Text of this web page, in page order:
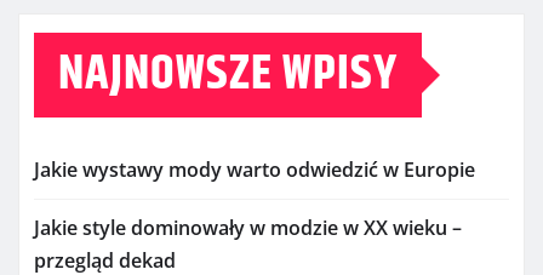
NAJNOWSZE WPISY
Jakie wystawy mody warto odwiedzić w Europie
Jakie style dominowały w modzie w XX wieku –
przegląd dekad